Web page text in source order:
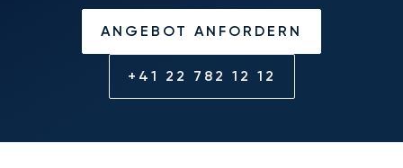
ANGEBOT ANFORDERN
+41 22 782 12 12